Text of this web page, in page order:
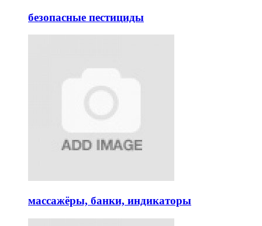
безопасные пестициды
массажёры, банки, индикаторы